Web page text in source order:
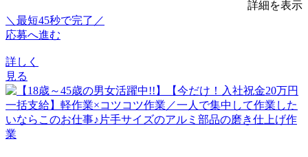
詳細を表示
＼最短45秒で完了／
応募へ進む
詳しく
見る